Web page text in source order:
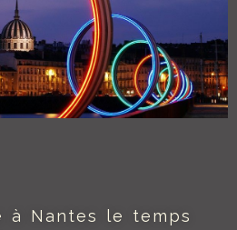
à Nantes le temps